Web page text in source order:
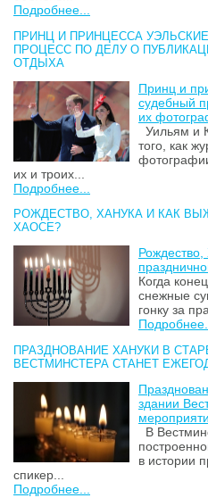
Подробнее...
ПРИНЦ И ПРИНЦЕССА
ПРОЦЕСС ПО ДЕЛУ О
ОТДЫХА
Принц и
судебный
их
Уильям и
того, как
их и троих...
Подробнее...
РОЖДЕСТВО, ХАНУКА И КАК
ХАОСЕ?
Рождество,
Когда
снежные
гонку за
ПРАЗДНОВАНИЕ ХАНУКИ В
ВЕСТМИНСТЕРА СТАНЕТ
здании
В
в истории
спикер...
Подробнее...